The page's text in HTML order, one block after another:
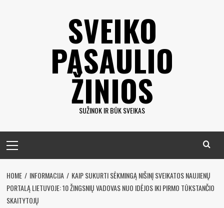
SVEIKO
PASAULIO
ŽINIOS
SUŽINOK IR BŪK SVEIKAS
meniu
HOME INFORMACIJA
KAIP SUKURTI SĖKMINGĄ NIŠINĮ SVEIKATOS NAUJIENŲ
PORTALĄ LIETUVOJE: 10 ŽINGSNIŲ VADOVAS NUO IDĖJOS IKI PIRMO TŪKSTANČIO
SKAITYTOJŲ